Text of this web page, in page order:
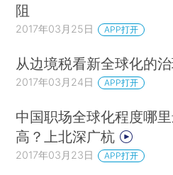
阻
2017年03月25日 APP打开
从边境税看新全球化的
2017年03月24日 APP打开
中国职场全球化程度哪
高？上北深广杭
2017年03月23日 APP打开